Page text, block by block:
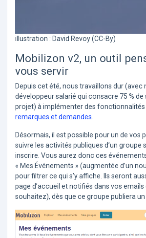
illustration : David Revoy (CC-By)
Mobilizon v2, un outil
vous servir
Depuis cet été, nous travaillons dur (avec
développeur salarié qui consacre 75 % de
projet) à implémenter des fonctionnalités
remarques et demandes
Désormais, il est possible pour un de vos
suivre les activités publiques d’un groupe
inscrire. Vous aurez donc ces
« Mes Événements » (augmentée d’un
pour filtrer ce qui s’y affiche. Ils seront
page d’accueil et notifiés dans vos emails
souhaitez), dès que ce groupe publiera